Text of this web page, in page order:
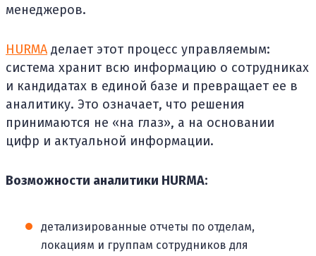
менеджеров.
HURMA делает этот процесс управляемым:
система хранит всю информацию о сотрудниках
и кандидатах в единой базе и превращает ее в
аналитику. Это означает, что решения
принимаются не «на глаз», а на основании
цифр и актуальной информации.
Возможности аналитики HURMA:
детализированные отчеты по отделам,
локациям и группам сотрудников для